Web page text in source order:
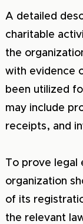
A detailed
charitable
the
with evidence
been utilized
may include
receipts, and
To prove legal
organization
of its
the relevant